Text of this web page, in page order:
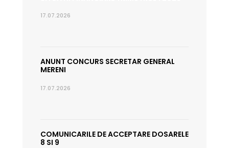
17.07.2026
ANUNT CONCURS SECRETAR GENERAL
MERENI
17.07.2026
COMUNICARILE DE ACCEPTARE DOSARELE
8 SI 9